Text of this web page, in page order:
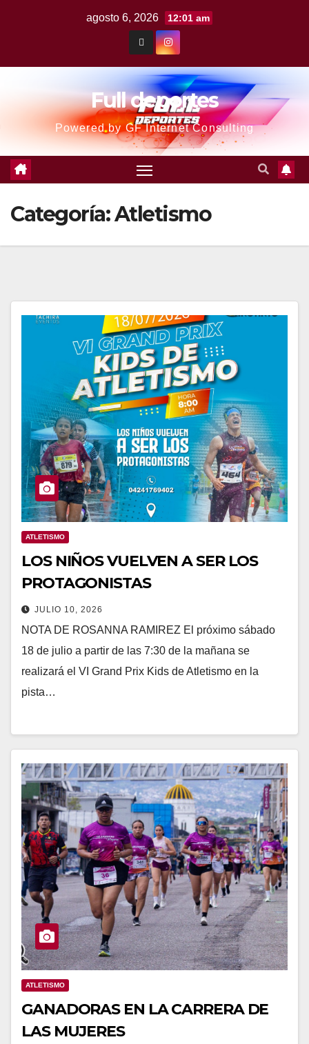
agosto 6, 2026 12:01 am
Full deportes
Powered by GF Internet Consulting
Categoría:Atletismo
ATLETISMO
LOS NIÑOS VUELVEN A SER LOS
PROTAGONISTAS
JULIO 10, 2026
NOTA DE ROSANNA RAMIREZ El próximo sábado
18 de julio a partir de las 7:30 de la mañana se
realizará el VI Grand Prix Kids de Atletismo en la
pista…
ATLETISMO
GANADORAS EN LA CARRERA DE
LAS MUJERES